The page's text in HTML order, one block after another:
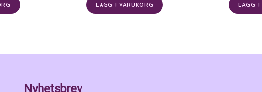
LÄGG I VARUKORG LÄGG I
Nyhetsbrev